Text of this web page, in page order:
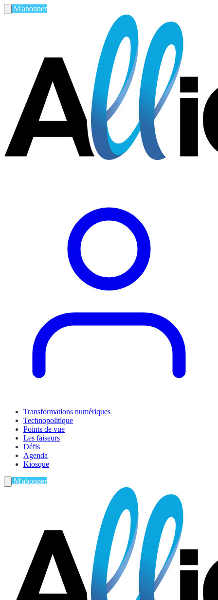
M'abonner
Transformations numériques
Technopolitique
Points de vue
Les faiseurs
Défis
Agenda
Kiosque
M'abonner